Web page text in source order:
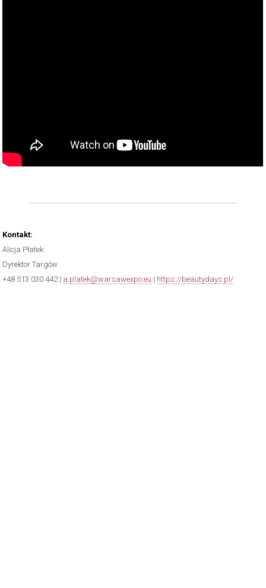
Kontakt:
Alicja Płatek
Dyrektor Targów
+48 513 030 442 | a.platek@warsawexpo.eu | https://beautydays.pl/